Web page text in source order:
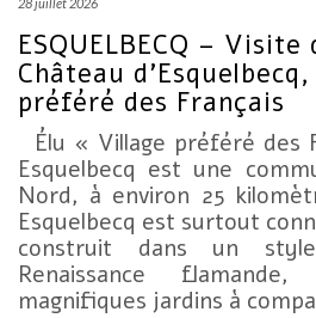
ESQUELBECQ –
Château
préféré des Français
Élu « Village préféré des
Esquelbecq est une
Nord, à environ 25
Esquelbecq est surtout
construit dans un
Renaissance
magnifiques jardins à